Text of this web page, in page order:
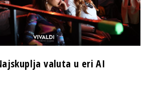
Najskuplja valuta u eri AI